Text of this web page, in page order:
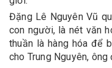
Đặng Lê Nguyên Vũ
con người, là nét văn
thuần là hàng hóa để
cho Trung Nguyên,